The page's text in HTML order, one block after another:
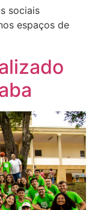
sociais
espaços de